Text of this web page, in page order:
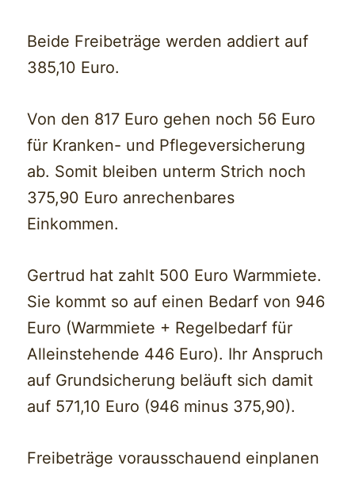
Beide Freibeträge werden addiert auf
385,10 Euro.
Von den 817 Euro gehen noch 56 Euro
für Kranken- und Pflegeversicherung
ab. Somit bleiben unterm Strich noch
375,90 Euro anrechenbares
Einkommen.
Gertrud hat zahlt 500 Euro Warmmiete.
Sie kommt so auf einen Bedarf von 946
Euro (Warmmiete + Regelbedarf für
Alleinstehende 446 Euro). Ihr Anspruch
auf Grundsicherung beläuft sich damit
auf 571,10 Euro (946 minus 375,90).
Freibeträge vorausschauend einplanen